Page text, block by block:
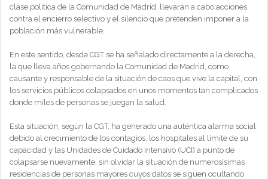
clase política de la Comunidad de Madrid, llevarán a cabo acciones
contra el encierro selectivo y el silencio que pretenden imponer a la
población más vulnerable.
En este sentido, desde CGT se ha señalado directamente a la derecha,
la que lleva años gobernando la Comunidad de Madrid, como
causante y responsable de la situación de caos que vive la capital, con
los servicios públicos colapsados en unos momentos tan complicados
donde miles de personas se juegan la salud.
Esta situación, según la CGT, ha generado una auténtica alarma social
debido al crecimiento de los contagios, los hospitales al límite de su
capacidad y las Unidades de Cuidado Intensivo (UCI) a punto de
colapsarse nuevamente, sin olvidar la situación de numerosísimas
residencias de personas mayores cuyos datos se siguen ocultando